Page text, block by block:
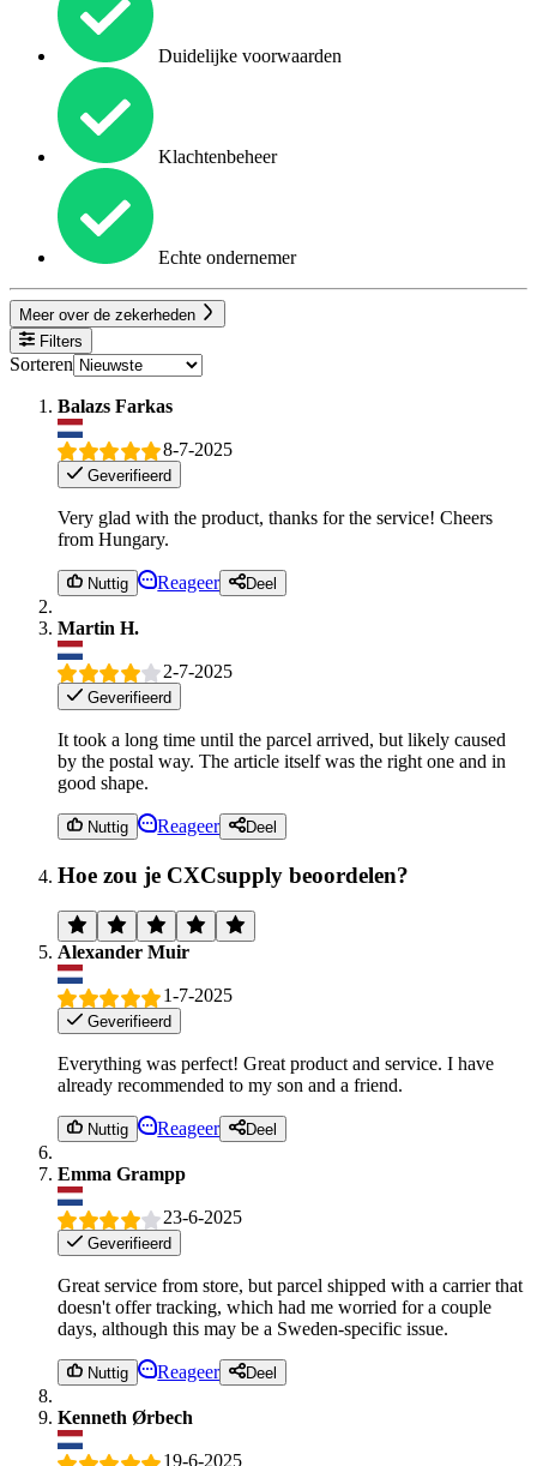
Duidelijke voorwaarden
Klachtenbeheer
Echte ondernemer
Meer over de zekerheden
Filters
Sorteren
Balazs Farkas
8-7-2025
Geverifieerd
Very glad with the product, thanks for the service! Cheers
from Hungary.
Nuttig Reageer Deel
Martin H.
2-7-2025
Geverifieerd
It took a long time until the parcel arrived, but likely caused
by the postal way. The article itself was the right one and in
good shape.
Nuttig Reageer Deel
Hoe zou je CXCsupply beoordelen?
Alexander Muir
1-7-2025
Geverifieerd
Everything was perfect! Great product and service. I have
already recommended to my son and a friend.
Nuttig Reageer Deel
Emma Grampp
23-6-2025
Geverifieerd
Great service from store, but parcel shipped with a carrier that
doesn't offer tracking, which had me worried for a couple
days, although this may be a Sweden-specific issue.
Nuttig Reageer Deel
Kenneth Ørbech
19-6-2025